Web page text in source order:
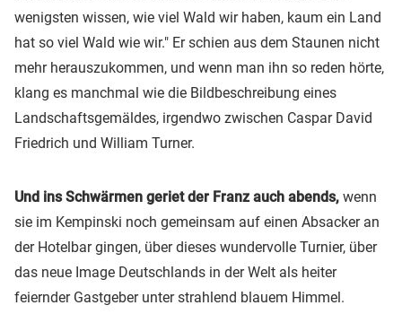
wenigsten wissen, wie viel Wald wir haben, kaum ein Land
hat so viel Wald wie wir." Er schien aus dem Staunen nicht
mehr herauszukommen, und wenn man ihn so reden hörte,
klang es manchmal wie die Bildbeschreibung eines
Landschaftsgemäldes, irgendwo zwischen Caspar David
Friedrich und William Turner.
Und ins Schwärmen geriet der Franz auch abends, wenn
sie im Kempinski noch gemeinsam auf einen Absacker an
der Hotelbar gingen, über dieses wundervolle Turnier, über
das neue Image Deutschlands in der Welt als heiter
feiernder Gastgeber unter strahlend blauem Himmel.